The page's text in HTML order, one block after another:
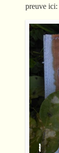
preuve ici: